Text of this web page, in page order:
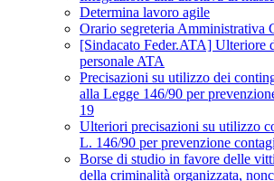
Determina lavoro agile
Orario segreteria Amministrativa
[Sindacato Feder.ATA] Ulteriore
personale ATA
Precisazioni su utilizzo dei
alla Legge 146/90 per
19
Ulteriori precisazioni su utilizzo
L. 146/90 per prevenzione
Borse di studio in favore delle
della criminalità organizzata,